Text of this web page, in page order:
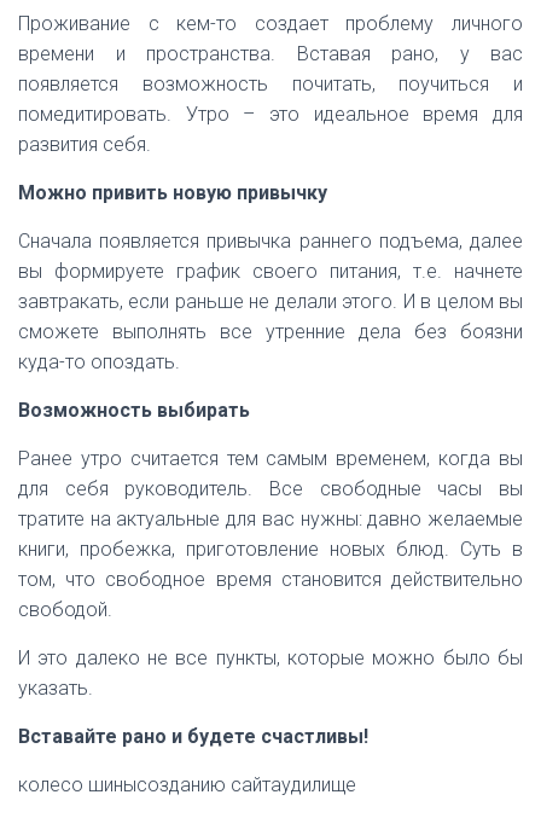
Проживание с кем-то создает проблему личного
времени и пространства. Вставая рано, у вас
появляется возможность почитать, поучиться и
помедитировать. Утро – это идеальное время для
развития себя.
Можно привить новую привычку
Сначала появляется привычка раннего подъема, далее
вы формируете график своего питания, т.е. начнете
завтракать, если раньше не делали этого. И в целом вы
сможете выполнять все утренние дела без боязни
куда-то опоздать.
Возможность выбирать
Ранее утро считается тем самым временем, когда вы
для себя руководитель. Все свободные часы вы
тратите на актуальные для вас нужны: давно желаемые
книги, пробежка, приготовление новых блюд. Суть в
том, что свободное время становится действительно
свободой.
И это далеко не все пункты, которые можно было бы
указать.
Вставайте рано и будете счастливы!
колесо шинысозданию сайтаудилище